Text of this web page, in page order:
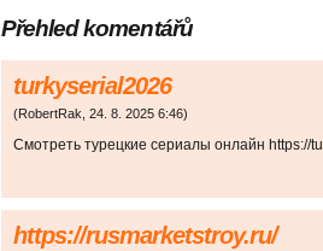
Přehled komentářů
turkyserial2026
(RobertRak 24. 8. 2025 6:46)
Смотреть турецкие сериалы онлайн https://
https://rusmarketstroy.ru/